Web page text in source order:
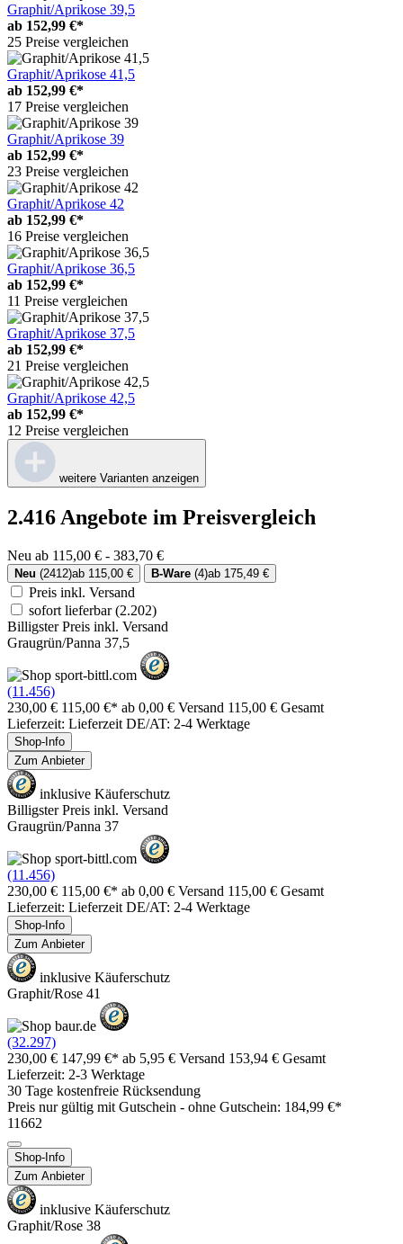
Graphit/Aprikose 39,5
ab 152,99 €*
25 Preise vergleichen
Graphit/Aprikose 41,5
ab 152,99 €*
17 Preise vergleichen
Graphit/Aprikose 39
ab 152,99 €*
23 Preise vergleichen
Graphit/Aprikose 42
ab 152,99 €*
16 Preise vergleichen
Graphit/Aprikose 36,5
ab 152,99 €*
11 Preise vergleichen
Graphit/Aprikose 37,5
ab 152,99 €*
21 Preise vergleichen
Graphit/Aprikose 42,5
ab 152,99 €*
12 Preise vergleichen
weitere Varianten anzeigen
2.416 Angebote im Preisvergleich
Neu ab 115,00 € - 383,70 €
Neu (2412)ab 115,00 € B-Ware (4)ab 175,49 €
Preis inkl. Versand
sofort lieferbar(2.202)
Billigster Preis inkl. Versand
Graugrün/Panna 37,5
(11.456)
230,00 € 115,00 €* ab 0,00 € Versand 115,00 € Gesamt
Lieferzeit: Lieferzeit DE/AT: 2-4 Werktage
Shop-Info
Zum Anbieter
inklusive Käuferschutz
Billigster Preis inkl. Versand
Graugrün/Panna 37
(11.456)
230,00 € 115,00 €* ab 0,00 € Versand 115,00 € Gesamt
Lieferzeit: Lieferzeit DE/AT: 2-4 Werktage
Shop-Info
Zum Anbieter
inklusive Käuferschutz
Graphit/Rose 41
(32.297)
230,00 € 147,99 €* ab 5,95 € Versand 153,94 € Gesamt
Lieferzeit: 2-3 Werktage
30 Tage kostenfreie Rücksendung
Preis nur gültig mit Gutschein - ohne Gutschein: 184,99 €*
11662
Shop-Info
Zum Anbieter
inklusive Käuferschutz
Graphit/Rose 38